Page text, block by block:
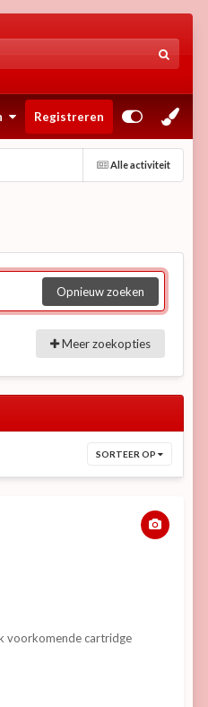
Registreren
Alle activiteit
Opnieuw zoeken
Meer zoekopties
SORTEER OP
voorkomende cartridge